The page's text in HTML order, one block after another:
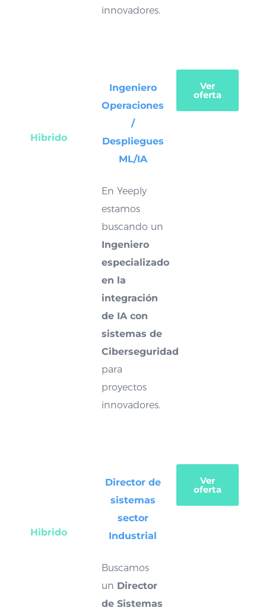
innovadores.
Hibrido
Ingeniero
Operaciones
/
Despliegues
ML/IA
En Yeeply
estamos
buscando un
Ingeniero
especializado
en la
integración
de IA con
sistemas de
Ciberseguridad
para
proyectos
innovadores.
Ver
oferta
Hibrido
Director de
sistemas
sector
Industrial
Buscamos
un Director
de Sistemas
Ver
oferta